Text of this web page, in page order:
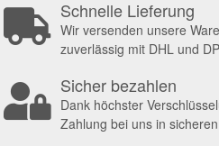
Schnelle Lieferung
Wir versenden unsere
zuverlässig mit DHL und
Sicher bezahlen
Dank höchster
Zahlung bei uns in